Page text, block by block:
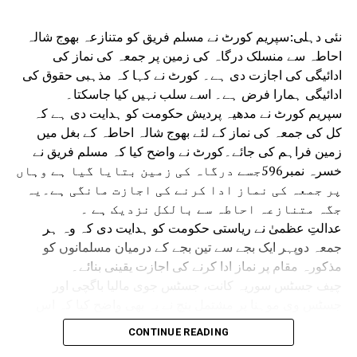
نئی دہلی:سپریم کورٹ نے مسلم فریق کو متنازعہ بھوج شالہ
احاطہ سے منسلک درگاہ کی زمین پر جمعہ کی نماز کی
ادائیگی کی اجازت دی ہے۔ کورٹ نے کہا کہ مذہبی حقوق کی
ادائیگی ہمارا فرض ہے۔ اسے سلب نہیں کیا جاسکتا۔
سپریم کورٹ نے مدھیہ پردیش حکومت کو ہدایت دی ہے کہ
کل کی جمعہ کی نماز کے لئے بھوج شالہ احاطہ کے بغل میں
زمین فراہم کی جائے۔کورٹ نے واضح کیا کہ مسلم فریق نے
خسرہ نمبر596جسے درگاہ کی زمین بتایا گیا ہے وہاں
پر جمعہ کی نماز ادا کرنے کی اجازت مانگی ہے۔یہ
جگہ متنازعہ احاطہ سے بالکل نزدیک ہے ۔
عدالتِ عظمیٰ نے ریاستی حکومت کو ہدایت دی کہ وہ ہر
جمعہ دوپہر ایک بجے سے تین بجے کے درمیان مسلمانوں کو
مذکورہ مقام پر نماز ادا کرنے کی اجازت یقینی بنائے۔
حکم سے ریاستی حکومت اور مسلم فریق باہمی رضامندی سے
جمعہ کی نماز کے لیے کسی متبادل مقام پر غور کرنے سے
CONTINUE READING